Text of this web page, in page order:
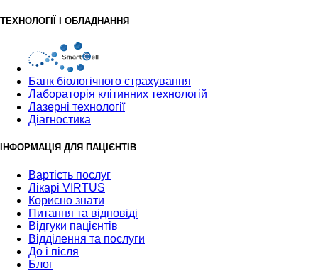
ТЕХНОЛОГІЇ І ОБЛАДНАННЯ
Банк бiологiчного страхування
Лабораторія клітинних технологій
Лазерні технології
Діагностика
ІНФОРМАЦІЯ ДЛЯ ПАЦІЄНТІВ
Вартість послуг
Лікарі VIRTUS
Корисно знати
Питання та відповіді
Відгуки пацієнтів
Відділення та послуги
До і після
Блог